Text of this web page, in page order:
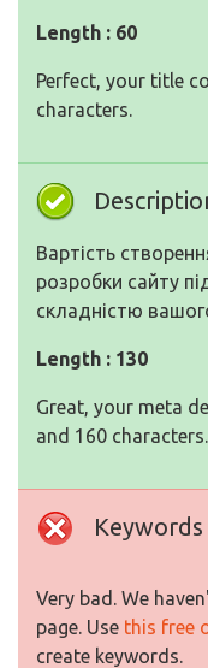
Length : 60
Perfect, your title
characters.
Вартість
розробки сайту
складністю
Length : 130
Great, your meta
and 160 characters.
Keywords
Very bad. We
page. Use this free
create keywords.